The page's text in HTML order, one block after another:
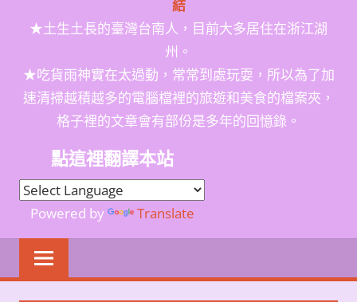
結
★土生土長的臺灣台南人，目前大多居住在浙江湖
州。
★吃貨雨神實在太過動，常常到處玩耍，所以為了加
速清掃越積越多的電腦檔裡的旅遊和美食的檔案夾，
格子裡的文章會有部份是多年的回憶錄。
點這裡翻譯本站
Powered by Translate